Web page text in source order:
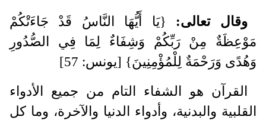
وقال تعالى: {يَا أَيُّهَا النَّاسُ قَدْ جَاءَتْكُمْ
مَوْعِظَةٌ مِنْ رَبِّكُمْ وَشِفَاءٌ لِمَا فِي الصُّدُورِ
وَهُدًى وَرَحْمَةٌ لِلْمُؤْمِنِينَ} [يونس: 57]
القرآن هو الشفاء التام من جميع الأدواء
القلبية والبدنية، وأدواء الدنيا والآخرة، وما كل